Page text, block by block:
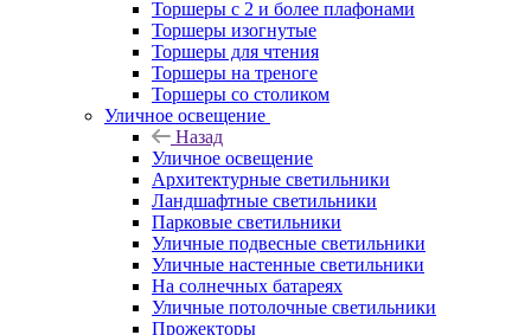
Торшеры с 2 и более плафонами
Торшеры изогнутые
Торшеры для чтения
Торшеры на треноге
Торшеры со столиком
Уличное освещение
Назад
Уличное освещение
Архитектурные светильники
Ландшафтные светильники
Парковые светильники
Уличные подвесные светильники
Уличные настенные светильники
На солнечных батареях
Уличные потолочные светильники
Прожекторы